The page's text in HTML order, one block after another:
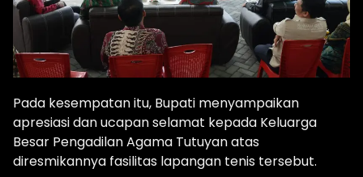
Pada kesempatan itu, Bupati menyampaikan
apresiasi dan ucapan selamat kepada Keluarga
Besar Pengadilan Agama Tutuyan atas
diresmikannya fasilitas lapangan tenis tersebut.